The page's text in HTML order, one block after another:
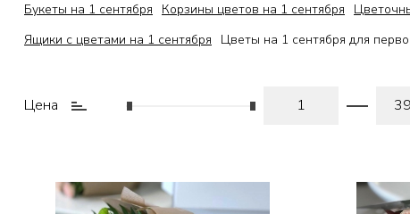
Букеты на 1 сентября Корзины цветов на 1 сентября
Ящики с цветами на 1 сентября
Цветы на 1 сентября для
Цена